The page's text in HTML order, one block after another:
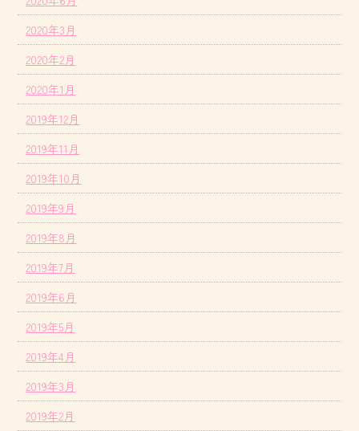
2020年3月
2020年2月
2020年1月
2019年12月
2019年11月
2019年10月
2019年9月
2019年8月
2019年7月
2019年6月
2019年5月
2019年4月
2019年3月
2019年2月